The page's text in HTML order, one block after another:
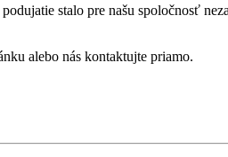
stalo pre našu spoločnosť
alebo nás kontaktujte priamo.